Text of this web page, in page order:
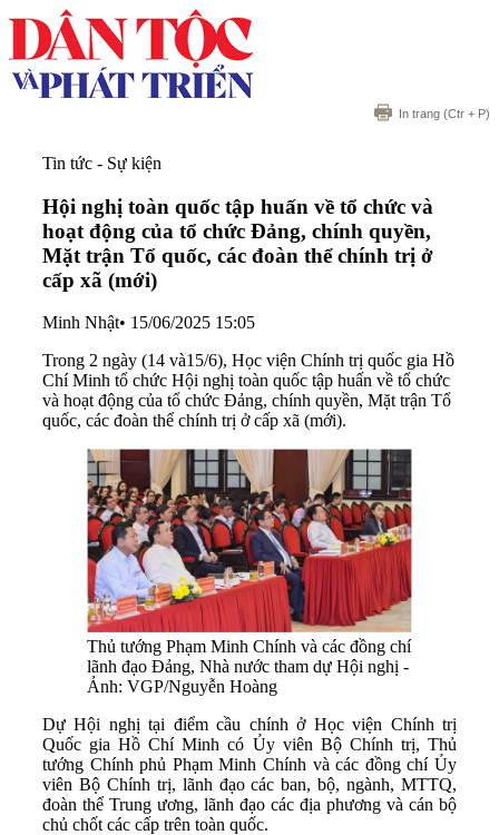
In trang (Ctr + P)
Tin tức - Sự kiện
Hội nghị toàn quốc tập huấn về tổ chức và
hoạt động của tổ chức Đảng, chính quyền,
Mặt trận Tổ quốc, các đoàn thể chính trị ở
cấp xã (mới)
Minh Nhật• 15/06/2025 15:05
Trong 2 ngày (14 và15/6), Học viện Chính trị quốc gia Hồ
Chí Minh tổ chức Hội nghị toàn quốc tập huấn về tổ chức
và hoạt động của tổ chức Đảng, chính quyền, Mặt trận Tổ
quốc, các đoàn thể chính trị ở cấp xã (mới).
Thủ tướng Phạm Minh Chính và các đồng chí
lãnh đạo Đảng, Nhà nước tham dự Hội nghị -
Ảnh: VGP/Nguyễn Hoàng
Dự Hội nghị tại điểm cầu chính ở Học viện Chính trị
Quốc gia Hồ Chí Minh có Ủy viên Bộ Chính trị, Thủ
tướng Chính phủ Phạm Minh Chính và các đồng chí Ủy
viên Bộ Chính trị, lãnh đạo các ban, bộ, ngành, MTTQ,
đoàn thể Trung ương, lãnh đạo các địa phương và cán bộ
chủ chốt các cấp trên toàn quốc.